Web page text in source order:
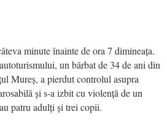
minute înainte de ora 7 dimineața.
un bărbat de 34 de ani din
Mureș, a pierdut controlul asupra
și s-a izbit cu violență de un
patru adulți și trei copii.